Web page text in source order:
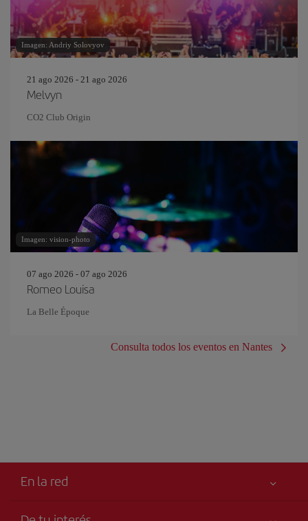
Imagen: Andriy Solovyov
21 ago 2026 - 21 ago 2026
Melvyn
CO2 Club Origin
Imagen: vision-photo
07 ago 2026 - 07 ago 2026
Romeo Louisa
La Belle Époque
Consulta todos los eventos en Nantes
En la red